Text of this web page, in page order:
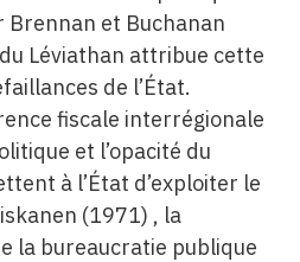
Brennan et Buchanan
Léviathan attribue cette
de l’État.
fiscale interrégionale
et l’opacité du
à l’État d’exploiter le
(1971) , la
la bureaucratie publique